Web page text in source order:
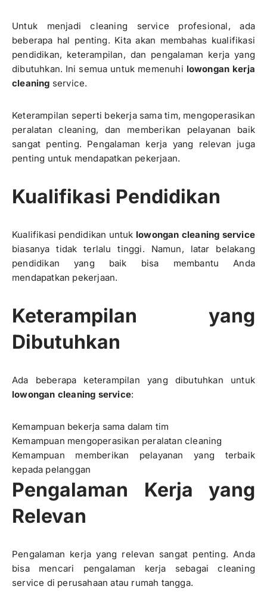
Untuk menjadi cleaning service profesional, ada
beberapa hal penting. Kita akan membahas kualifikasi
pendidikan, keterampilan, dan pengalaman kerja yang
dibutuhkan. Ini semua untuk memenuhi lowongan kerja
cleaning service.
Keterampilan seperti bekerja sama tim, mengoperasikan
peralatan cleaning, dan memberikan pelayanan baik
sangat penting. Pengalaman kerja yang relevan juga
penting untuk mendapatkan pekerjaan.
Kualifikasi Pendidikan
Kualifikasi pendidikan untuk lowongan cleaning service
biasanya tidak terlalu tinggi. Namun, latar belakang
pendidikan yang baik bisa membantu Anda
mendapatkan pekerjaan.
Keterampilan yang
Dibutuhkan
Ada beberapa keterampilan yang dibutuhkan untuk
lowongan cleaning service:
Kemampuan bekerja sama dalam tim
Kemampuan mengoperasikan peralatan cleaning
Kemampuan memberikan pelayanan yang terbaik
kepada pelanggan
Pengalaman Kerja yang
Relevan
Pengalaman kerja yang relevan sangat penting. Anda
bisa mencari pengalaman kerja sebagai cleaning
service di perusahaan atau rumah tangga.